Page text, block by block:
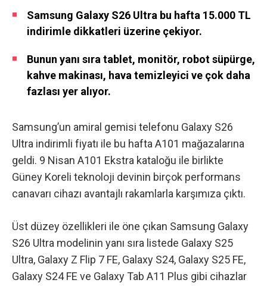
Samsung Galaxy S26 Ultra bu hafta 15.000 TL
indirimle dikkatleri üzerine çekiyor.
Bunun yanı sıra tablet, monitör, robot süpürge,
kahve makinası, hava temizleyici ve çok daha
fazlası yer alıyor.
Samsung’un amiral gemisi telefonu Galaxy S26
Ultra indirimli fiyatı ile bu hafta A101 mağazalarına
geldi. 9 Nisan A101 Ekstra kataloğu ile birlikte
Güney Koreli teknoloji devinin birçok performans
canavarı cihazı avantajlı rakamlarla karşımıza çıktı.
Üst düzey özellikleri ile öne çıkan Samsung Galaxy
S26 Ultra modelinin yanı sıra listede Galaxy S25
Ultra, Galaxy Z Flip 7 FE, Galaxy S24, Galaxy S25 FE,
Galaxy S24 FE ve Galaxy Tab A11 Plus gibi cihazlar